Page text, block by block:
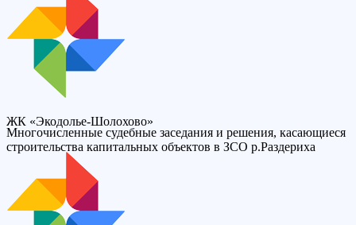
ЖК «Экодолье-Шолохово»
Многочисленные судебные заседания и решения, касающиеся
строительства капитальных объектов в ЗСО р.Раздериха